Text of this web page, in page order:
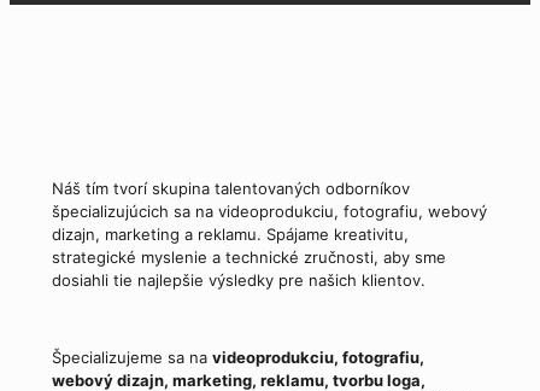
Náš tím tvorí skupina talentovaných odborníkov
špecializujúcich sa na videoprodukciu, fotografiu, webový
dizajn, marketing a reklamu. Spájame kreativitu,
strategické myslenie a technické zručnosti, aby sme
dosiahli tie najlepšie výsledky pre našich klientov.
Špecializujeme sa na videoprodukciu, fotografiu,
webový dizajn, marketing, reklamu, tvorbu loga,